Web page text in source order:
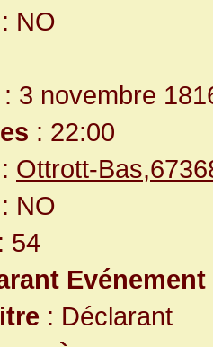
: NO
: 3 novembre
: 22:00
: Ottrott-
: NO
: 54
Evénement
: Déclarant